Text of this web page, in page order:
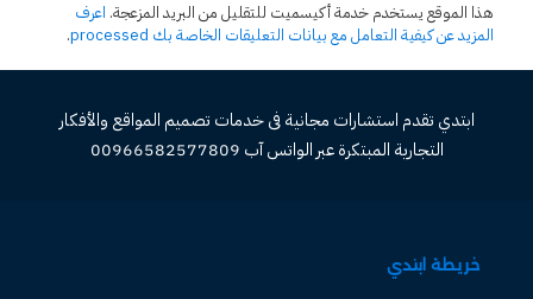
هذا الموقع يستخدم خدمة أكيسميت للتقليل من البريد المزعجة. اعرف
المزيد عن كيفية التعامل مع بيانات التعليقات الخاصة بك processed
.
ابتدي تقدم استشارات مجانية فى خدمات تصميم المواقع والأفكار
التجارية المبتكرة عبر الواتس آب 00966582577809
خريطة ابتدي